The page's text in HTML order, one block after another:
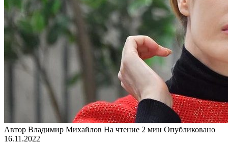
Автор Владимир Михайлов На чтение 2 мин Опубликовано
16.11.2022